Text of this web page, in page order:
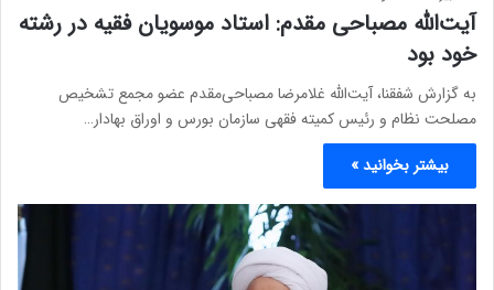
آیت‌الله مصباحی مقدم: استاد موسویان فقیه در رشته
خود بود
به گزارش شفقنا، آیت‌الله غلامرضا مصباحی‌مقدم عضو مجمع تشخیص
مصلحت نظام و رئیس کمیته فقهی سازمان بورس و اوراق بهادار…
بیشتر بخوانید »